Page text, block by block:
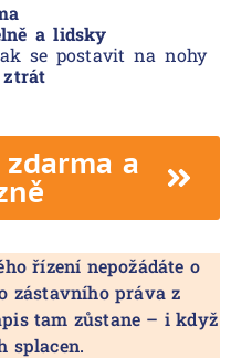
a lidsky
se postavit na nohy
ztrát
a
řízení nepožádáte o
zástavního práva z
tam zůstane – i když
splacen.